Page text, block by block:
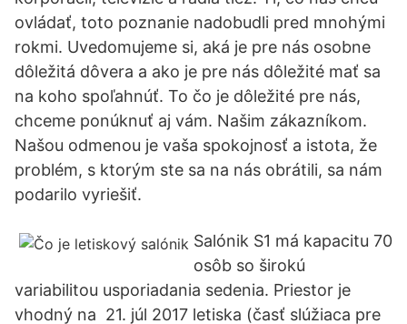
ovládať, toto poznanie nadobudli pred mnohými
rokmi. Uvedomujeme si, aká je pre nás osobne
dôležitá dôvera a ako je pre nás dôležité mať sa
na koho spoľahnúť. To čo je dôležité pre nás,
chceme ponúknuť aj vám. Našim zákazníkom.
Našou odmenou je vaša spokojnosť a istota, že
problém, s ktorým ste sa na nás obrátili, sa nám
podarilo vyriešiť.
Salónik S1 má kapacitu 70
osôb so širokú
variabilitou usporiadania sedenia. Priestor je
vhodný na 21. júl 2017 letiska (časť slúžiaca pre